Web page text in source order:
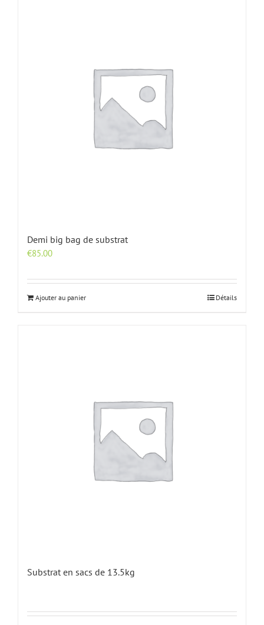
Demi big bag de substrat
€85.00
Ajouter au panier Détails
Substrat en sacs de 13.5kg